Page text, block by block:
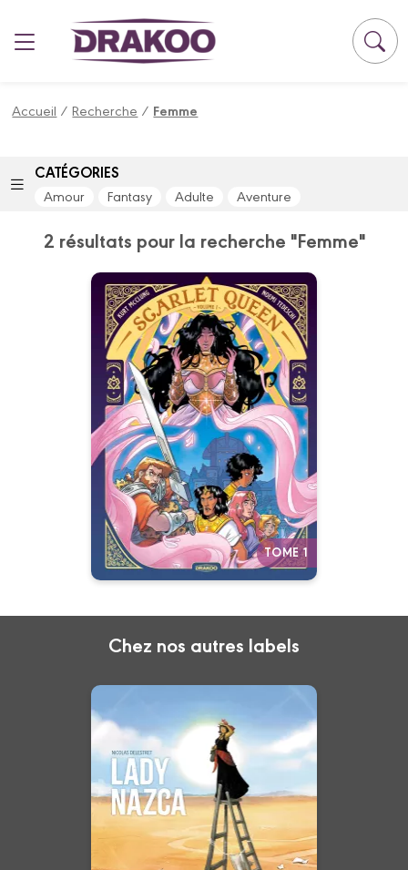
Accueil /Recherche / Femme
CATÉGORIES
Amour Fantasy Adulte Aventure
2 résultats pour la recherche "Femme"
TOME 1
Scarlet Queen
Vol. 01/2
Date de parution :
02/07/2025
Quand l’amour devient arme…
nul n’est à l’abri de la trahison.
Autres tomes
Chez nos autres labels
Lady Nazca -
histoire complète
Date de parution :
07/01/2026
“Dans le désert de Nazca , elle
va trouver bien plus que le
secret des lignes millénaires :
elle va se trouver elle-même.”